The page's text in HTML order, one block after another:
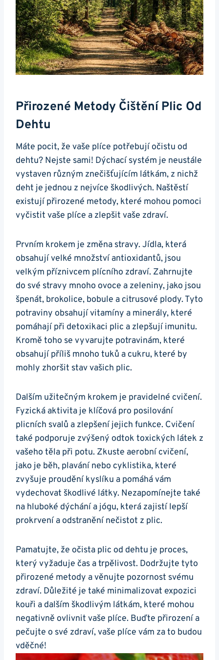
Přirozené Metody​ Čištění Plic Od
Dehtu
Máte pocit, ⁢že vaše plíce potřebují očistu od
dehtu? ​Nejste ⁢sami! Dýchací systém je neustále
vystaven různým⁣ znečišťujícím látkám, z nichž
deht ‌je jednou ​z nejvíce škodlivých. Naštěstí
⁢existují ⁣přirozené metody, které mohou⁤ pomoci
vyčistit vaše plíce ⁤a zlepšit vaše zdraví.
Prvním⁢ krokem je změna stravy. Jídla, která
obsahují velké množství ‌antioxidantů, ​jsou
velkým‌ příznivcem plícního ⁤zdraví. Zahrnujte
do své​ stravy mnoho⁤ ovoce a zeleniny, ⁢jako jsou
⁢špenát, brokolice, bobule a citrusové plody. Tyto
potraviny obsahují‌ vitamíny​ a minerály, které‌
pomáhají při detoxikaci plic a zlepšují ⁤imunitu.
Kromě ​toho ⁣se vyvarujte potravinám, které
obsahují příliš mnoho tuků a cukru, ⁤které by
mohly zhoršit stav vašich plic.
Dalším užitečným krokem je pravidelné cvičení.
Fyzická aktivita je ⁤klíčová⁣ pro posilování
plicních svalů a zlepšení jejich funkce. Cvičení
také ‌podporuje‌ zvýšený odtok toxických látek⁤ z
vašeho těla při‌ potu. ⁢Zkuste aerobní cvičení,
jako je běh, plavání nebo⁢ cyklistika, které​
zvyšuje proudění kyslíku a pomáhá vám
vydechovat škodlivé látky. Nezapomínejte také⁤
na hluboké dýchání a jógu, která zajistí lepší
prokrvení a odstranění nečistot z plic.
Pamatujte, že očista plic od dehtu je proces,
který vyžaduje⁣ čas a trpělivost.‍ Dodržujte tyto‌
přirozené metody a‍ věnujte⁣ pozornost svému
zdraví.‌ Důležité je také minimalizovat expozici
kouři ​a​ dalším škodlivým látkám, které mohou
negativně ⁤ovlivnit​ vaše plíce. Buďte⁢ přirození​ a
pečujte ​o své zdraví, vaše plíce vám za ‍to budou
vděčné!